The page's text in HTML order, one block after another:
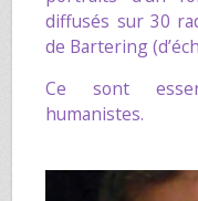
diffusés sur 30
de Bartering
Ce sont
humanistes.